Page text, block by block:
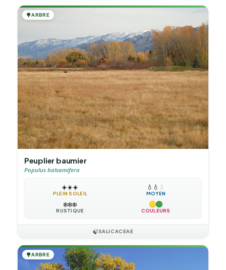
🌳ARBRE
Peuplier baumier
Populus balsamifera
☀️☀️☀️
PLEIN SOLEIL
💧 💧 💧
MOYEN
❄️❄️❄️
RUSTIQUE COULEURS
🍃SALICACEAE
🌳ARBRE